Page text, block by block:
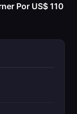
Por US$ 110